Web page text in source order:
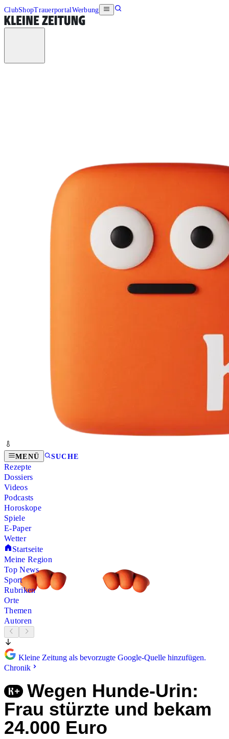
ClubShopTrauerportalWerbung
MENÜ SUCHE
Rezepte
Dossiers
Videos
Podcasts
Horoskope
Spiele
E-Paper
Wetter
Startseite
Meine Region
Top News
Sport
Rubriken
Orte
Themen
Autoren
Kleine Zeitung als bevorzugte Google-Quelle hinzufügen.
Chronik
Wegen Hunde-Urin:
Frau stürzte und bekam
24.000 Euro